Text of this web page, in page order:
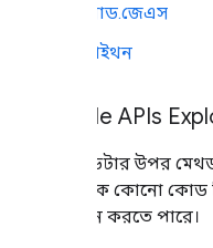
নোড.জেএস
পাইথন
Google APIs
লাইভ ডেটার উপর
আপনাকে কোনো কোড
পরিবর্তন করতে পারে।